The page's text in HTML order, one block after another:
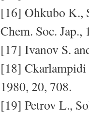
[16] Ohkubo K.,
Chem. Soc. Jap.,
[17] Ivanov S.
[18]
1980, 20, 708.
[19] Petrov L.,